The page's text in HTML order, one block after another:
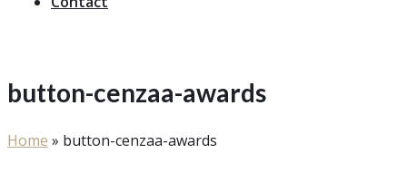
button-cenzaa-awards
Home » button-cenzaa-awards